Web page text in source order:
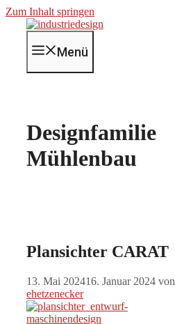
Zum Inhalt springen
Menü
Designfamilie
Mühlenbau
Plansichter CARAT
13. Mai 202416. Januar 2024 von
ehetzenecker